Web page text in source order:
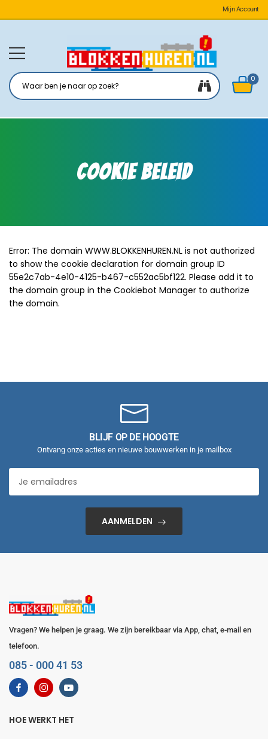
Mijn Account
0
Cookie Beleid
Error: The domain WWW.BLOKKENHUREN.NL is not authorized
to show the cookie declaration for domain group ID
55e2c7ab-4e10-4125-b467-c552ac5bf122. Please add it to
the domain group in the Cookiebot Manager to authorize
the domain.
BLIJF OP DE HOOGTE
Ontvang onze acties en nieuwe bouwwerken in je mailbox
AANMELDEN
Vragen? We helpen je graag. We zijn bereikbaar via App, chat, e-mail en
telefoon.
085 - 000 41 53
HOE WERKT HET